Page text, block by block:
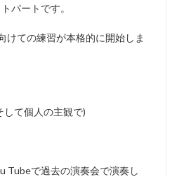
パートです。
けての練習が本格的に開始しま
て個人の主観で)
Tubeで過去の演奏会で演奏し